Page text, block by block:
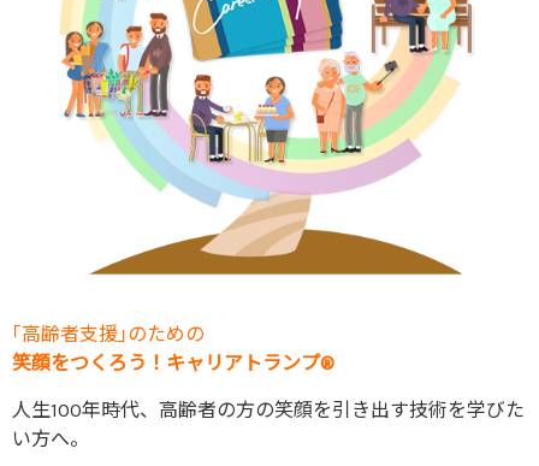
｢高齢者支援｣のための
笑顔をつくろう！キャリアトランプ®
人生100年時代、高齢者の方の笑顔を引き出す技術を学びた
い方へ。